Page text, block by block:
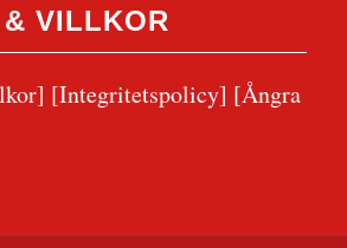
VILLKOR
[Integritetspolicy] [Ångra